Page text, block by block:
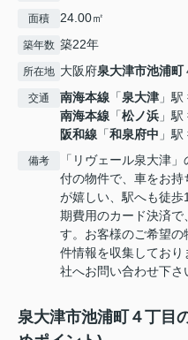
面積 24.00㎡
築年数 築22年
所在地 大阪府泉大津市池浦町
交通 南海本線 「泉大津 」
南海本線 「松ノ浜 」
阪和線 「和泉府中 」
備考
「リヴェール泉大津
付の物件で、車をお
が嬉しい、駅へも徒
期費用のカード決済で
す。お客様のご希望
件情報を収集しており
社へお問い合わせ下さ
泉大津市池浦町４丁目